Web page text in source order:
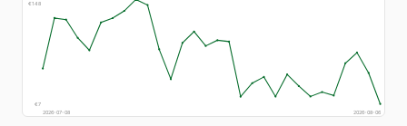
€148
€7
2026-07-08
2026-08-06